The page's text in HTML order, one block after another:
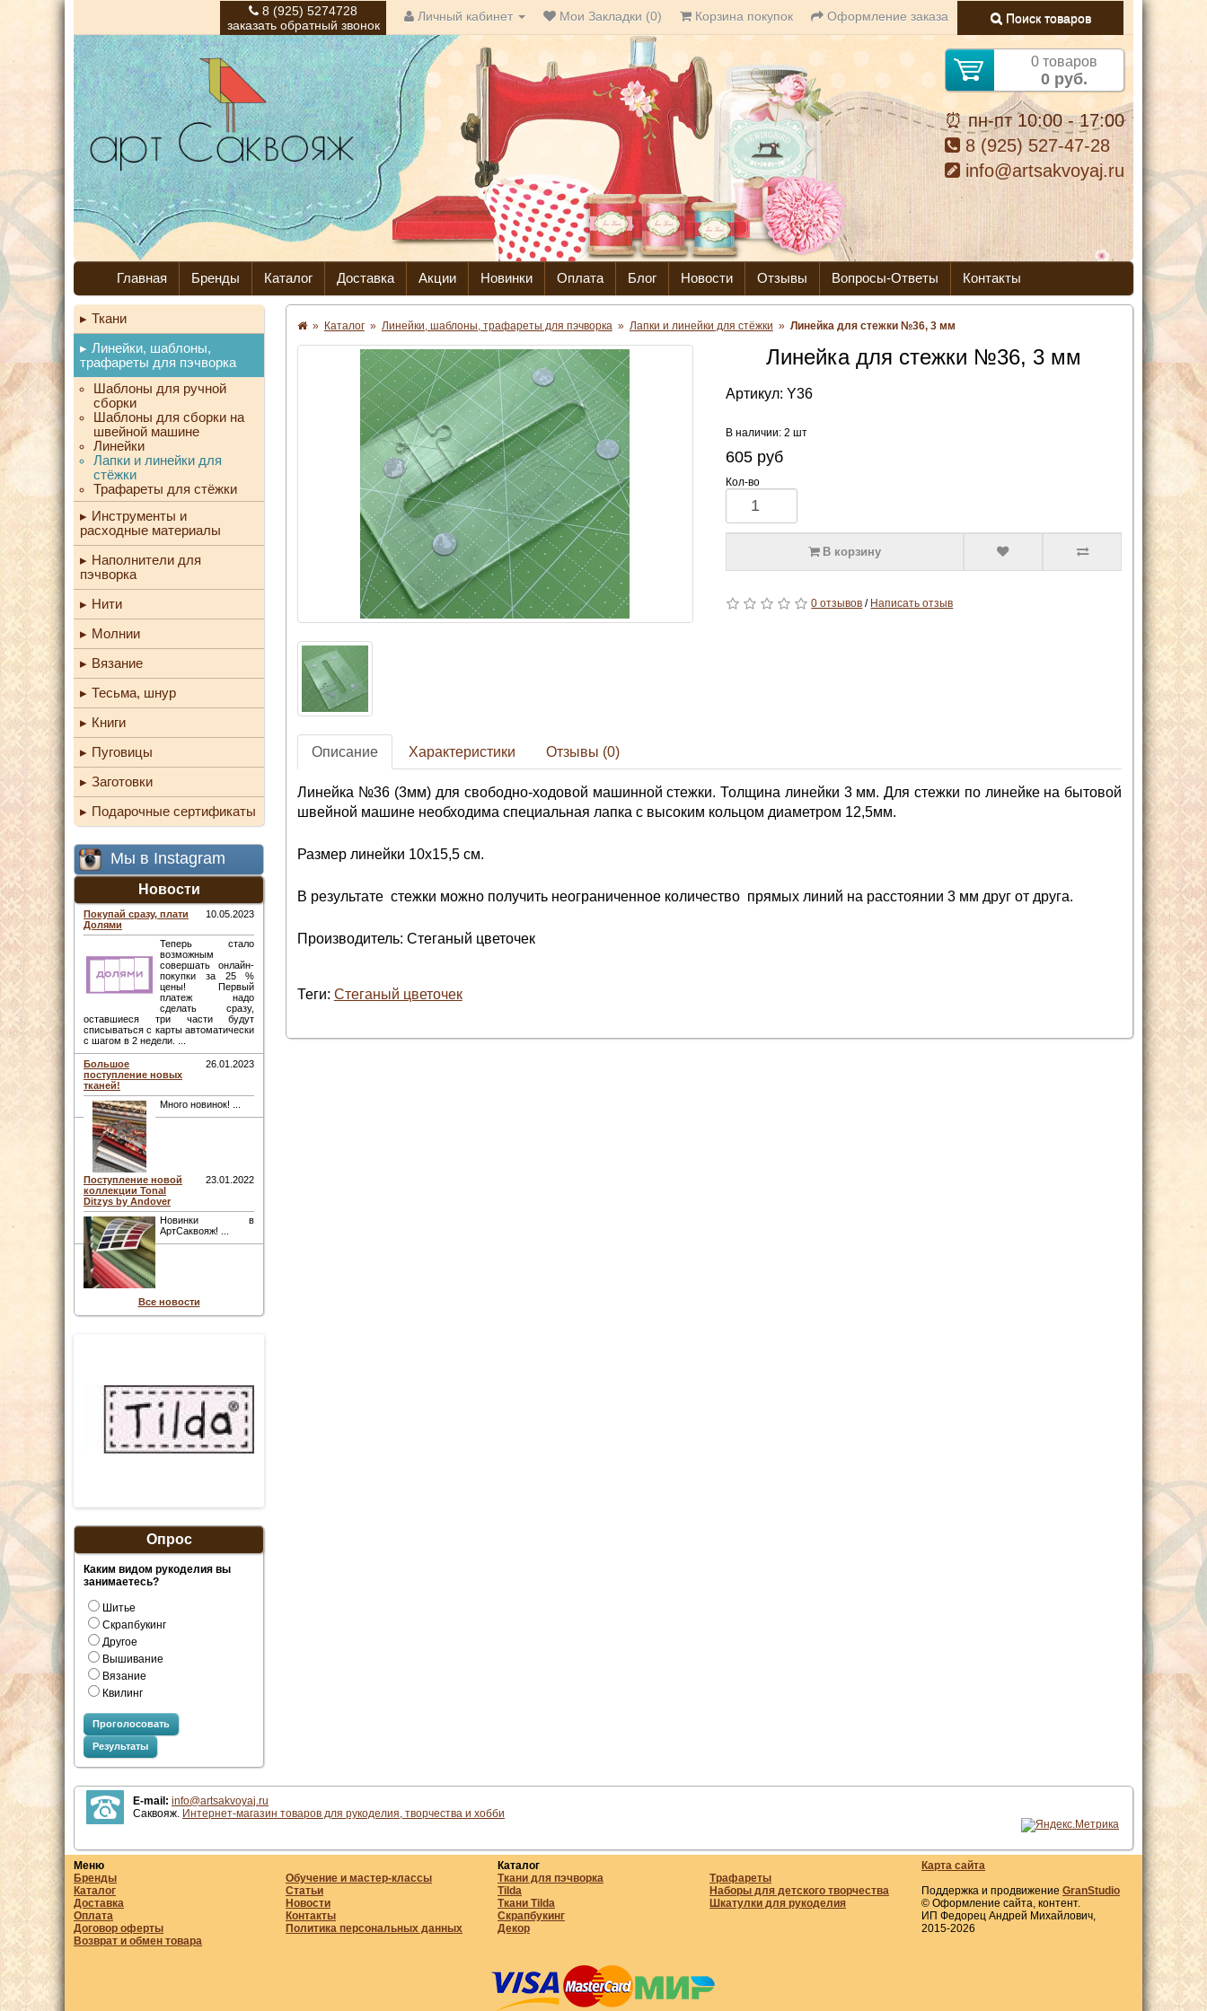
8 (925) 5274728
заказать обратный звонок
Личный кабинет Мои Закладки (0) Корзина покупок Оформление заказа Поиск товаров
0 товаров
0 руб.
⏰ пн-пт 10:00 - 17:00
8 (925) 527-47-28
info@artsakvoyaj.ru
Главная Бренды Каталог Доставка Акции Новинки Оплата Блог Новости Отзывы Вопросы-Ответы Контакты
Ткани
Линейки, шаблоны,
трафареты для пэчворка
Шаблоны для ручной
сборки
Шаблоны для сборки на
швейной машине
Линейки
Лапки и линейки для
стёжки
Трафареты для стёжки
Инструменты и
расходные материалы
Наполнители для
пэчворка
Нити
Молнии
Вязание
Тесьма, шнур
Книги
Пуговицы
Заготовки
Подарочные сертификаты
Мы в Instagram
Новости
Покупай сразу, плати
Долями
10.05.2023
Теперь стало
возможным
совершать онлайн-
покупки за 25 %
цены! Первый
платеж надо
сделать сразу,
оставшиеся три части будут
списываться с карты автоматически
с шагом в 2 недели. ...
Большое
поступление новых
тканей!
26.01.2023
Много новинок! ...
Поступление новой
коллекции Tonal
Ditzys by Andover
23.01.2022
Новинки в
АртСаквояж! ...
Все новости
Опрос
Каким видом рукоделия вы
занимаетесь?
Шитье
Скрапбукинг
Другое
Вышивание
Вязание
Квилинг
Проголосовать
Результаты
» Каталог » Линейки, шаблоны, трафареты для пэчворка » Лапки и линейки для стёжки » Линейка для стежки №36, 3 мм
Линейка для стежки №36, 3 мм
Артикул:Y36
В наличии: 2 шт
605 руб
Кол-во
В корзину
0 отзывов / Написать отзыв
Описание Характеристики Отзывы (0)
Линейка №36 (3мм) для свободно-ходовой машинной стежки. Толщина линейки 3 мм. Для стежки по линейке на бытовой
швейной машине необходима специальная лапка с высоким кольцом диаметром 12,5мм.
Размер линейки 10х15,5 см.
В результате стежки можно получить неограниченное количество прямых линий на расстоянии 3 мм друг от друга.
Производитель: Стеганый цветочек
Теги: Стеганый цветочек
E-mail: info@artsakvoyaj.ru
Саквояж. Интернет-магазин товаров для рукоделия, творчества и хобби
Меню
Бренды
Каталог
Доставка
Оплата
Договор оферты
Возврат и обмен товара
Обучение и мастер-классы
Статьи
Новости
Контакты
Политика персональных данных
Каталог
Ткани для пэчворка
Tilda
Ткани Tilda
Скрапбукинг
Декор
Трафареты
Наборы для детского творчества
Шкатулки для рукоделия
Карта сайта
Поддержка и продвижение GranStudio
© Оформление сайта, контент.
ИП Федорец Андрей Михайлович,
2015-2026